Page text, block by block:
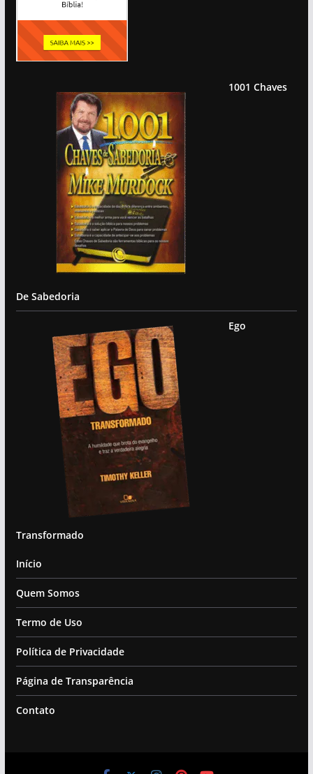
1001 Chaves
De Sabedoria
Ego
Transformado
Início
Quem Somos
Termo de Uso
Política de Privacidade
Página de Transparência
Contato